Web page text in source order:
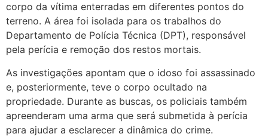
corpo da vítima enterradas em diferentes pontos do
terreno. A área foi isolada para os trabalhos do
Departamento de Polícia Técnica (DPT), responsável
pela perícia e remoção dos restos mortais.
As investigações apontam que o idoso foi assassinado
e, posteriormente, teve o corpo ocultado na
propriedade. Durante as buscas, os policiais também
apreenderam uma arma que será submetida à perícia
para ajudar a esclarecer a dinâmica do crime.